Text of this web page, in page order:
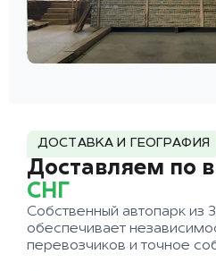
ДОСТАВКА И ГЕОГРАФИЯ
Доставляем по
СНГ
Собственный автопарк из
обеспечивает
перевозчиков и точное